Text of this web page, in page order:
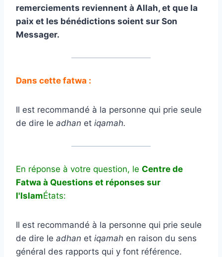
remerciements reviennent à Allah, et que la
paix et les bénédictions soient sur Son
Messager.
Dans cette fatwa :
Il est recommandé à la personne qui prie seule
de dire le adhan et iqamah.
En réponse à votre question, le Centre de
Fatwa à Questions et réponses sur
l'IslamÉtats:
Il est recommandé à la personne qui prie seule
de dire le adhan et iqamah en raison du sens
général des rapports qui y font référence.